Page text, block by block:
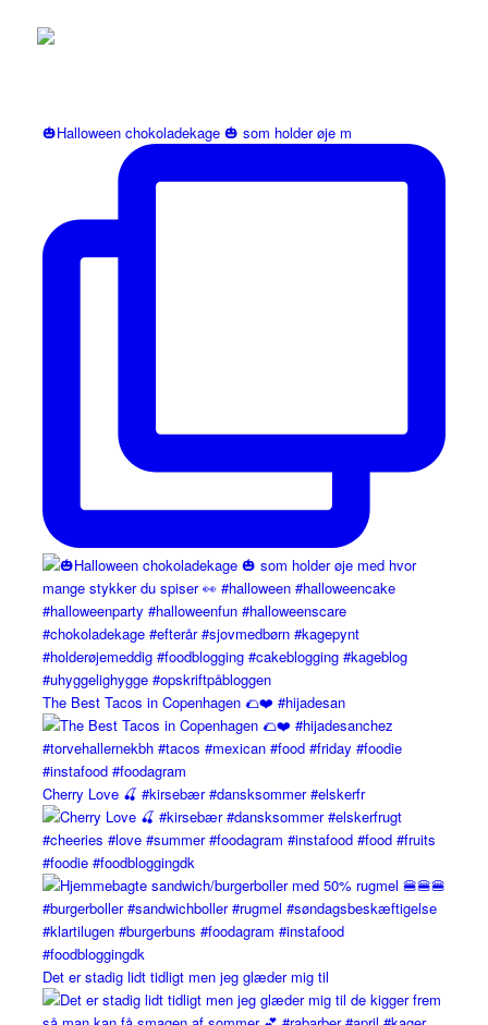
🎃Halloween chokoladekage 🎃 som holder øje m
The Best Tacos in Copenhagen 🌮❤️ #hijadesan
Cherry Love 🍒 #kirsebær #dansksommer #elskerfr
Det er stadig lidt tidligt men jeg glæder mig til